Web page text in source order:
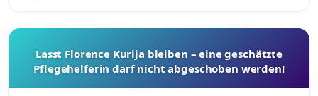
Lasst Florence Kurija bleiben – eine geschätzte
Pflegehelferin darf nicht abgeschoben werden!